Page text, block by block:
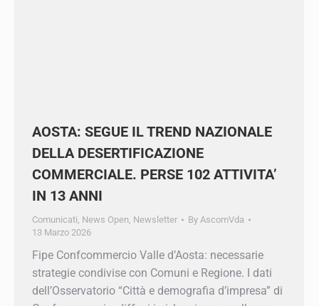
DELLA DESERTIFICAZIONE
COMMERCIALE. PERSE 102
ATTIVITA’ IN 13 ANNI
Comunicati ,News Open
Fipe Confcommercio Valle d’Aosta: necessarie
dell’Osservatorio “Città e demografia d’impresa”
di Confcommercio, diffusi ieri, lanciano un
allarme che non può essere ignorato: ad Aosta,